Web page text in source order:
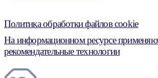
Политика обработки файлов cookie
На информационном ресурсе
рекомендательные технологии